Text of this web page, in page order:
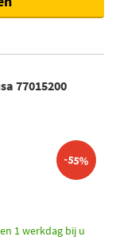
77015200
-55%
1 werkdag bij u